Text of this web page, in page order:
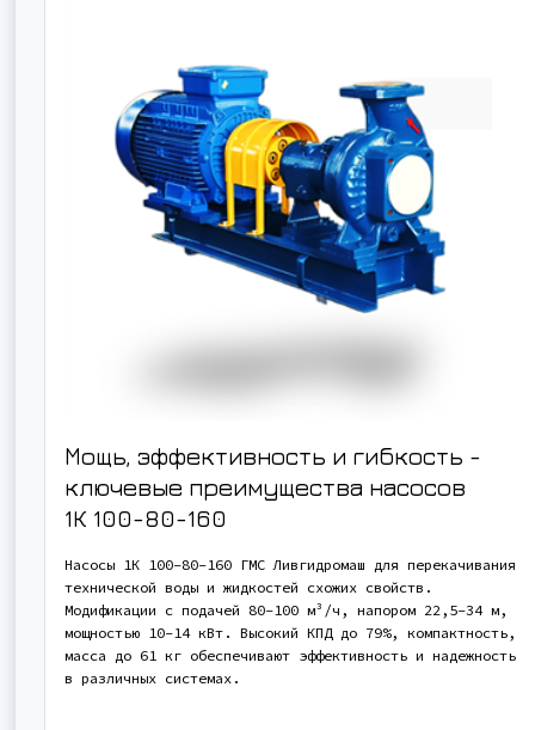
Мощь, эффективность и гибкость -
ключевые преимущества насосов
1К 100-80-160
Насосы 1К 100-80-160 ГМС Ливгидромаш для перекачивания
технической воды и жидкостей схожих свойств.
Модификации с подачей 80-100 м³/ч, напором 22,5-34 м,
мощностью 10-14 кВт. Высокий КПД до 79%, компактность,
масса до 61 кг обеспечивают эффективность и надежность
в различных системах.